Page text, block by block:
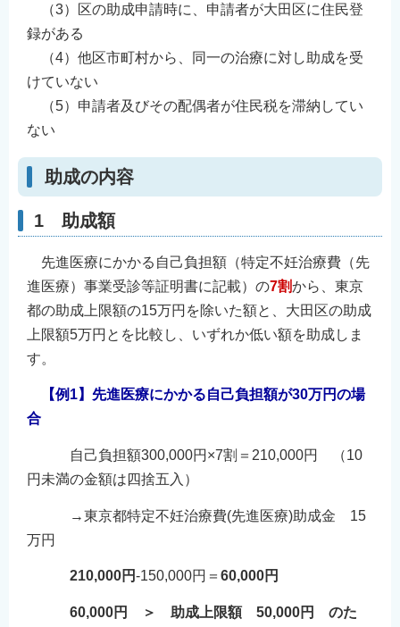
（3）区の助成申請時に、申請者が大田区に住民登
録がある
（4）他区市町村から、同一の治療に対し助成を受
けていない
（5）申請者及びその配偶者が住民税を滞納してい
ない
助成の内容
1 助成額
先進医療にかかる自己負担額（特定不妊治療費（先
進医療）事業受診等証明書に記載）の7割から、東京
都の助成上限額の15万円を除いた額と、大田区の助成
上限額5万円とを比較し、いずれか低い額を助成しま
す。
【例1】先進医療にかかる自己負担額が30万円の場
合
自己負担額300,000円×7割＝210,000円 （10
円未満の金額は四捨五入）
→東京都特定不妊治療費(先進医療)助成金 15
万円
210,000円-150,000円＝ 60,000円
60,000円
＞ 助成上限額 50,000円 のた
日本語
English
简体中文
한국어
Filipino